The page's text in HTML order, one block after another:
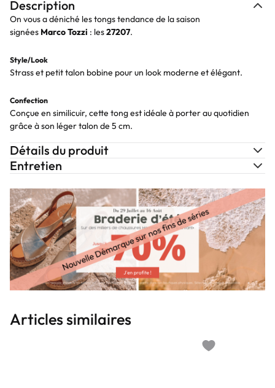
Description
On vous a déniché les tongs tendance de la saison
signées MarcoTozzi : les27207.
Style/Look
Strass et petit talon bobine pour un look moderne et élégant.
Confection
Conçue en similicuir, cette tong est idéale à porter au quotidien
grâce à son léger talon de 5 cm.
Détails du produit
Entretien
Articles similaires